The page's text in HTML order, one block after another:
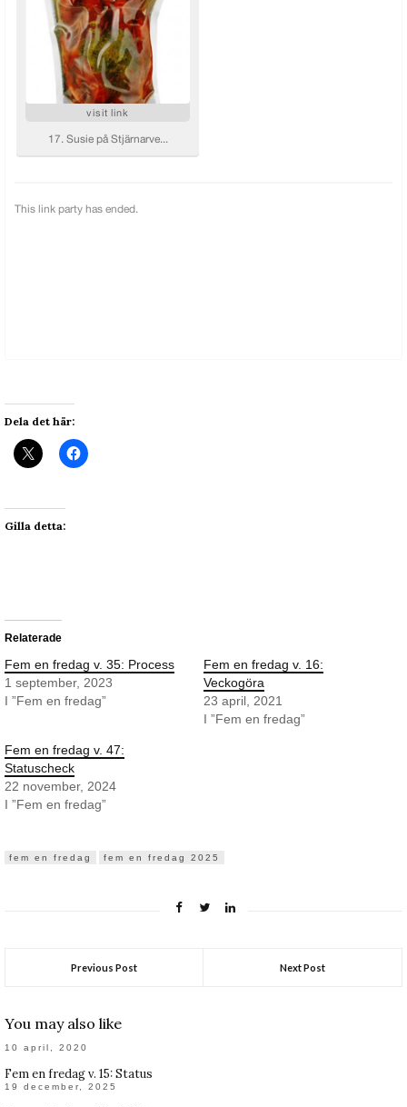
Dela det här:
Gilla detta:
Relaterade
Fem en fredag v. 35: Process
1 september, 2023
I ”Fem en fredag”
Fem en fredag v. 16:
Veckogöra
23 april, 2021
I ”Fem en fredag”
Fem en fredag v. 47:
Statuscheck
22 november, 2024
I ”Fem en fredag”
fem en fredag fem en fredag 2025
Previous Post Next Post
You may also like
10 april, 2020
Fem en fredag v. 15: Status
19 december, 2025